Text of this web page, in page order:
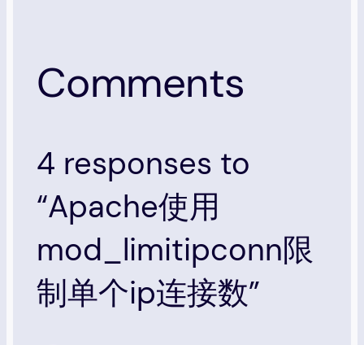
Comments
4 responses to
“Apache使用
mod_limitipconn限
制单个ip连接数”